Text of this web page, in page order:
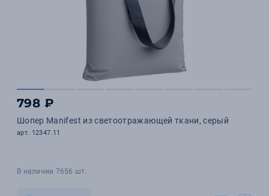
798 ₽
Шопер Manifest из светоотражающей ткани, серый
арт. 12347.11
В наличии 7656 шт.